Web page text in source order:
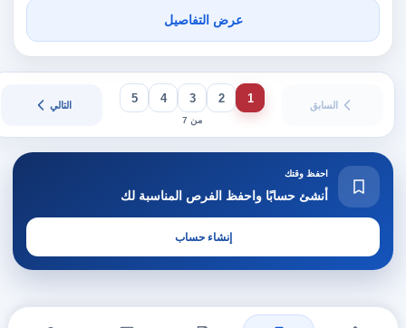
عرض التفاصيل
السابق 1
2
3
4
5
من 7
التالي
احفظ وقتك
أنشئ حسابًا واحفظ الفرص المناسبة لك
إنشاء حساب